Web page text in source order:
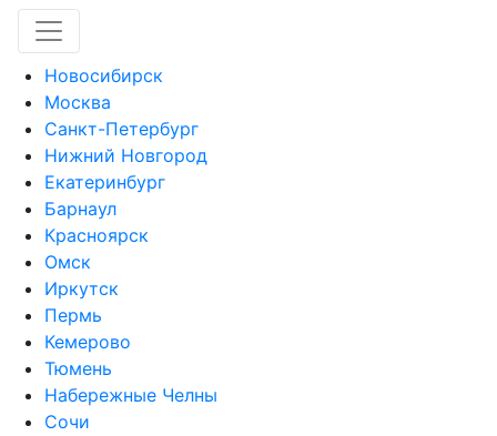
Новосибирск
Москва
Санкт-Петербург
Нижний Новгород
Екатеринбург
Барнаул
Красноярск
Омск
Иркутск
Пермь
Кемерово
Тюмень
Набережные Челны
Сочи